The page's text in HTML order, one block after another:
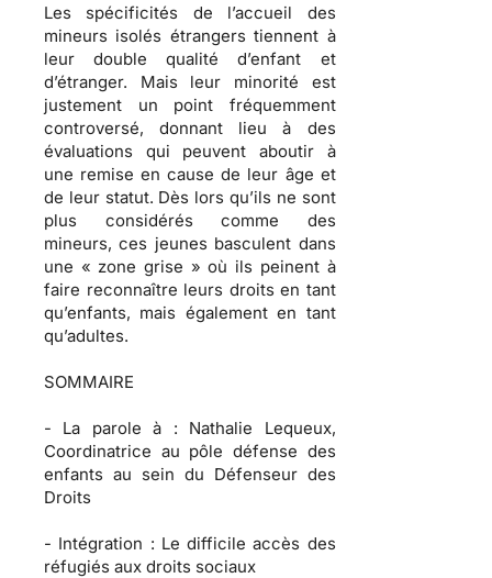
Les spécificités de l’accueil des
mineurs isolés étrangers tiennent à
leur double qualité d’enfant et
d’étranger. Mais leur minorité est
justement un point fréquemment
controversé, donnant lieu à des
évaluations qui peuvent aboutir à
une remise en cause de leur âge et
de leur statut. Dès lors qu’ils ne sont
plus considérés comme des
mineurs, ces jeunes basculent dans
une « zone grise » où ils peinent à
faire reconnaître leurs droits en tant
qu’enfants, mais également en tant
qu’adultes.
SOMMAIRE
- La parole à : Nathalie Lequeux,
Coordinatrice au pôle défense des
enfants au sein du Défenseur des
Droits
- Intégration : Le difficile accès des
réfugiés aux droits sociaux